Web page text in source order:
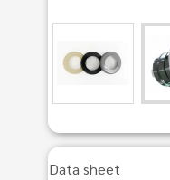
Data sheet